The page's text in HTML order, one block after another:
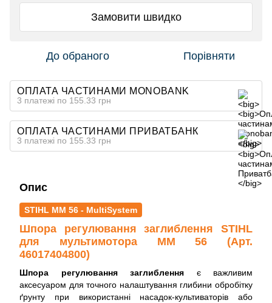
Замовити швидко
До обраного Порівняти
ОПЛАТА ЧАСТИНАМИ MONOBANK
3 платежі по 155.33 грн
ОПЛАТА ЧАСТИНАМИ ПРИВАТБАНК
3 платежі по 155.33 грн
Опис
STIHL MM 56 - MultiSystem
Шпора регулювання заглиблення STIHL
для мультимотора ММ 56 (Арт.
46017404800)
Шпора регулювання заглиблення є важливим
аксесуаром для точного налаштування глибини обробітку
ґрунту при використанні насадок-культиваторів або